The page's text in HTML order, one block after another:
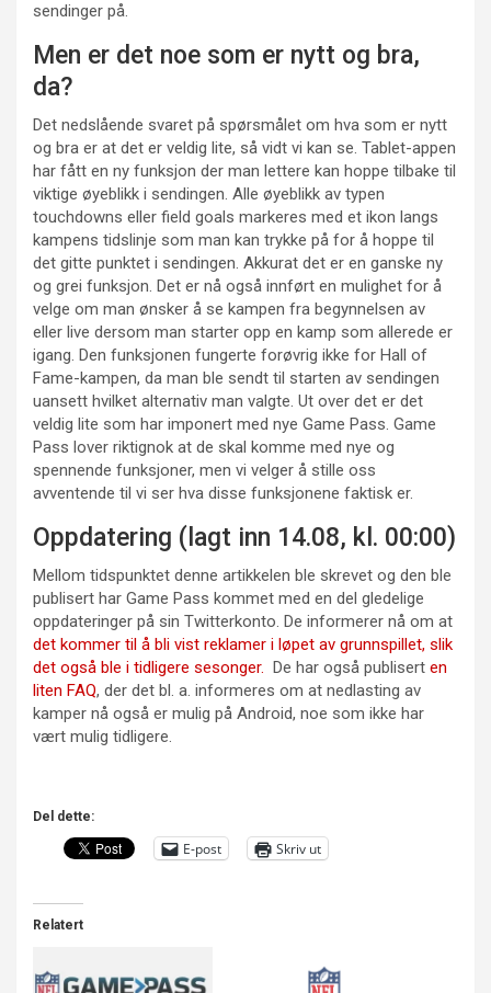
sendinger på.
Men er det noe som er nytt og bra,
da?
Det nedslående svaret på spørsmålet om hva som er nytt
og bra er at det er veldig lite, så vidt vi kan se. Tablet-appen
har fått en ny funksjon der man lettere kan hoppe tilbake til
viktige øyeblikk i sendingen. Alle øyeblikk av typen
touchdowns eller field goals markeres med et ikon langs
kampens tidslinje som man kan trykke på for å hoppe til
det gitte punktet i sendingen. Akkurat det er en ganske ny
og grei funksjon. Det er nå også innført en mulighet for å
velge om man ønsker å se kampen fra begynnelsen av
eller live dersom man starter opp en kamp som allerede er
igang. Den funksjonen fungerte forøvrig ikke for Hall of
Fame-kampen, da man ble sendt til starten av sendingen
uansett hvilket alternativ man valgte. Ut over det er det
veldig lite som har imponert med nye Game Pass. Game
Pass lover riktignok at de skal komme med nye og
spennende funksjoner, men vi velger å stille oss
avventende til vi ser hva disse funksjonene faktisk er.
Oppdatering (lagt inn 14.08, kl. 00:00)
Mellom tidspunktet denne artikkelen ble skrevet og den ble
publisert har Game Pass kommet med en del gledelige
oppdateringer på sin Twitterkonto. De informerer nå om at
det kommer til å bli vist reklamer i løpet av grunnspillet, slik
det også ble i tidligere sesonger. De har også publisert en
liten FAQ, der det bl. a. informeres om at nedlasting av
kamper nå også er mulig på Android, noe som ikke har
vært mulig tidligere.
Del dette:
E-post Skriv ut
Relatert